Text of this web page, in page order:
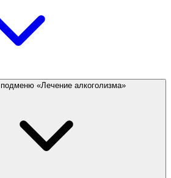
«Лечение алкоголизма»